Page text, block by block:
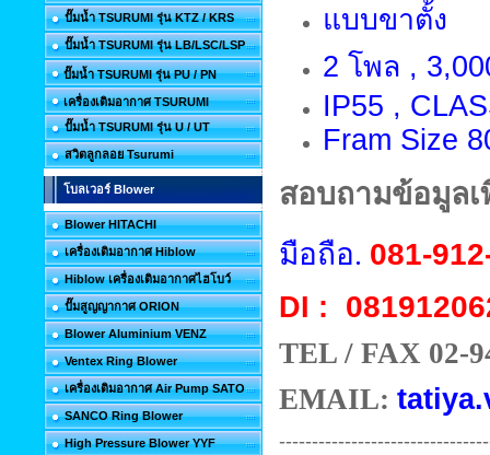
ปั๊มน้ำ TSURUMI รุ่น KTZ / KRS
ปั๊มน้ำ TSURUMI รุ่น LB/LSC/LSP
ปั๊มน้ำ TSURUMI รุ่น PU / PN
เครื่องเติมอากาศ TSURUMI
ปั๊มน้ำ TSURUMI รุ่น U / UT
สวิตลูกลอย Tsurumi
โบลเวอร์ Blower
Blower HITACHI
เครื่องเติมอากาศ Hiblow
Hiblow เครื่องเติมอากาศไฮโบว์
ปั๊มสูญญากาศ ORION
Blower Aluminium VENZ
Ventex Ring Blower
เครื่องเติมอากาศ Air Pump SATO
SANCO Ring Blower
High Pressure Blower YYF
แบบขาตั้ง
2 โพล ,
IP55 ,
Fram Size
สอบถามข้อมูลเ
มือถือ. 081-
DI :
TEL / FAX 02-
EMAIL: tatiya.